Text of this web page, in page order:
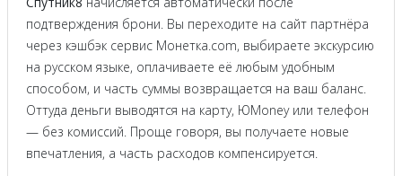
подтверждения брони. Вы переходите на сайт партнёра
через кэшбэк сервис Монетка.com, выбираете экскурсию
на русском языке, оплачиваете её любым удобным
способом, и часть суммы возвращается на ваш баланс.
Оттуда деньги выводятся на карту, ЮMoney или телефон
— без комиссий. Проще говоря, вы получаете новые
впечатления, а часть расходов компенсируется.